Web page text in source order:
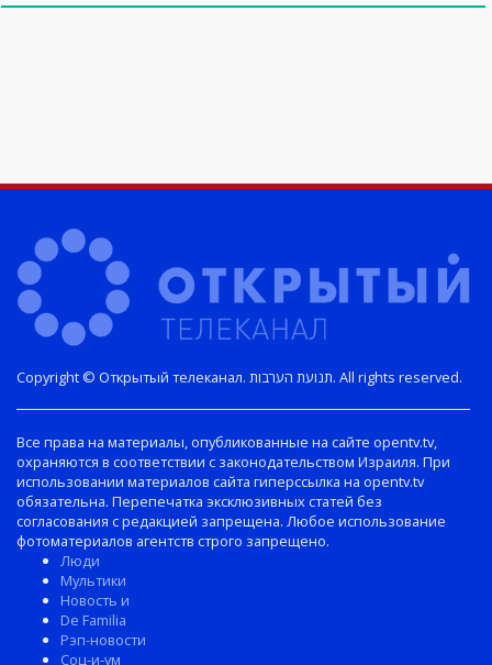
Copyright © Открытый телеканал. תנועת הערבות. All rights reserved.
Все права на материалы, опубликованные на сайте opentv.tv,
охраняются в соответствии с законодательством Израиля. При
использовании материалов сайта гиперссылка на opentv.tv
обязательна. Перепечатка эксклюзивных статей без
согласования с редакцией запрещена. Любое использование
фотоматериалов агентств строго запрещено.
Люди
Мультики
Новость и
De Familia
Рэп-новости
Соц-и-ум